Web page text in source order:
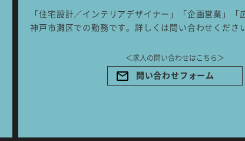
「住宅設計／インテリアデザイナー」「企画営業」「
神戸市灘区での勤務です。詳しくは問い合わせくださ
＜求人の問い合わせはこちら＞
問い合わせフォーム